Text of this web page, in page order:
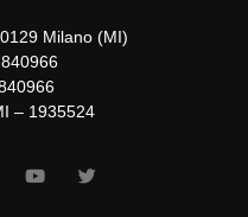
Milano (MI)
– 1935524
o w
i